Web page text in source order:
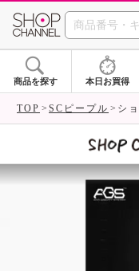
商品を探す 本日お買得
TOP SCピープル シ